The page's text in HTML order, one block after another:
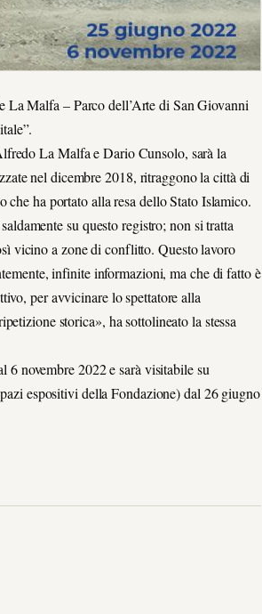
La Malfa – Parco dell’Arte di San Giovanni
La Malfa e Dario Cunsolo, sarà la
nel dicembre 2018, ritraggono la città di
ha portato alla resa dello Stato Islamico.
su questo registro; non si tratta
vicino a zone di conflitto. Questo lavoro
infinite informazioni, ma che di fatto è
per avvicinare lo spettatore alla
storica», ha sottolineato la stessa
novembre 2022 e sarà visitabile su
espositivi della Fondazione) dal 26 giugno